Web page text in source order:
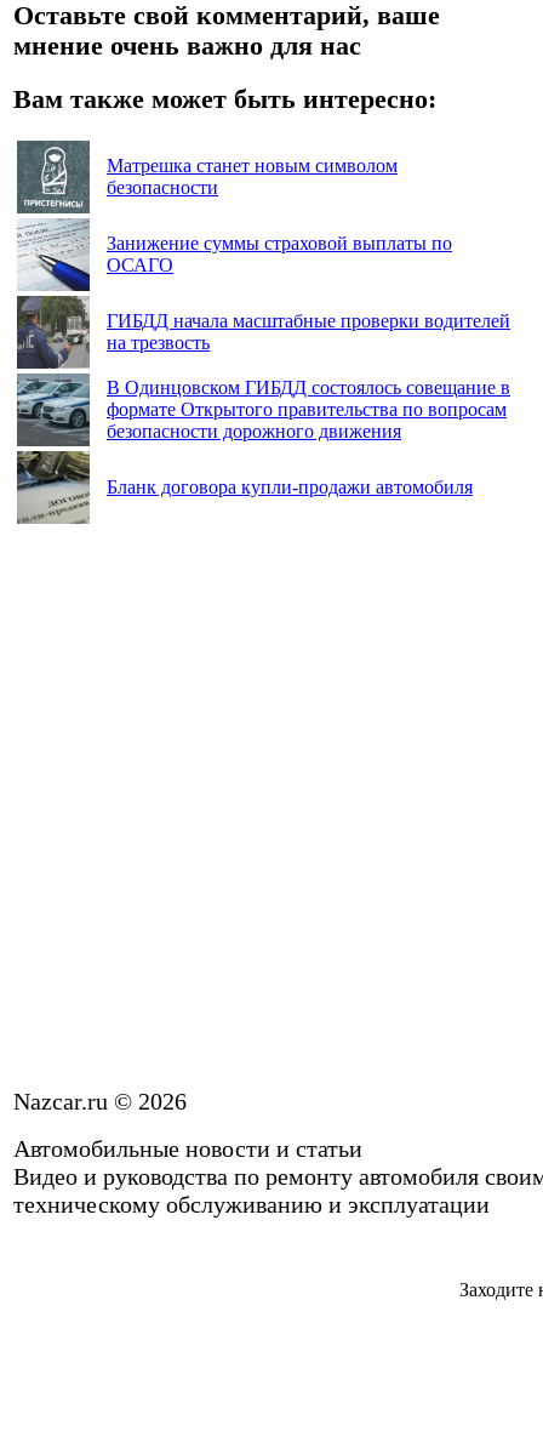
Оставьте свой комментарий, ваше
мнение очень важно для нас
Вам также может быть интересно:
Матрешка станет новым символом
безопасности
Занижение суммы страховой выплаты по
ОСАГО
ГИБДД начала масштабные проверки водителей
на трезвость
В Одинцовском ГИБДД состоялось совещание в
формате Открытого правительства по вопросам
безопасности дорожного движения
Бланк договора купли-продажи автомобиля
Nazcar.ru © 2026
Автомобильные новости и статьи
Видео и руководства по ремонту автомобиля
техническому обслуживанию и эксплуатации
Заходите